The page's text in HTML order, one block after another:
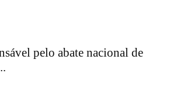
pelo abate nacional de